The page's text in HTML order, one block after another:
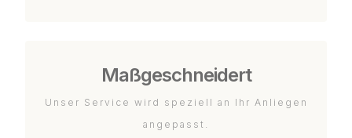
Maßgeschneidert
Unser Service wird speziell an Ihr Anliegen
angepasst.